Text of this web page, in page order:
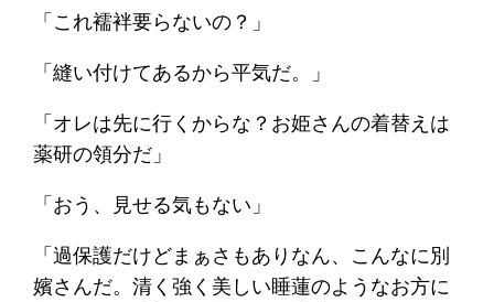
「これ襦袢要らないの？」
「縫い付けてあるから平気だ。」
「オレは先に行くからな？お姫さんの着替えは
薬研の領分だ」
「おう、見せる気もない」
「過保護だけどまぁさもありなん、こんなに別
嬪さんだ。清く強く美しい睡蓮のようなお方に